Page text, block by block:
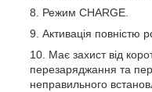
Режим CHARGE
Активація повністю
Має захист від
перезаряджання та
неправильного